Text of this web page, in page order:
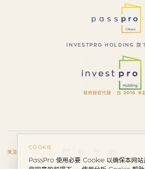
INVESTPRO HOLDING 旗
政府授权代理 · 自 2016 年
关注我们
COOKIE
PassPro 使用必要 Cookie 以确保本网